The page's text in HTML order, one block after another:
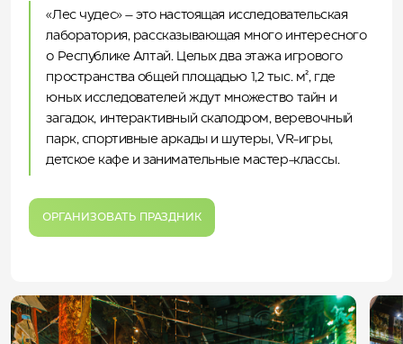
«Лес чудес» – это настоящая исследовательская
лаборатория, рассказывающая много интересного
о Республике Алтай. Целых два этажа игрового
пространства общей площадью 1,2 тыс. м², где
юных исследователей ждут множество тайн и
загадок, интерактивный скалодром, веревочный
парк, спортивные аркады и шутеры, VR-игры,
детское кафе и занимательные мастер-классы.
ОРГАНИЗОВАТЬ ПРАЗДНИК